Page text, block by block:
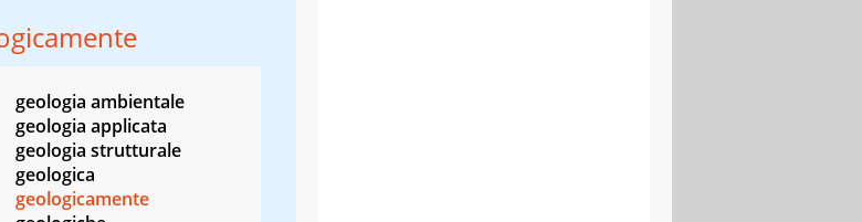
geologia ambientale
geologia applicata
geologia strutturale
geologica
geologicamente